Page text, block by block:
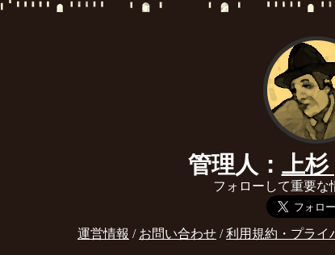
管理人： 上杉
フォローして重要な
運営情報 / お問い合わせ /利用規約・プライ